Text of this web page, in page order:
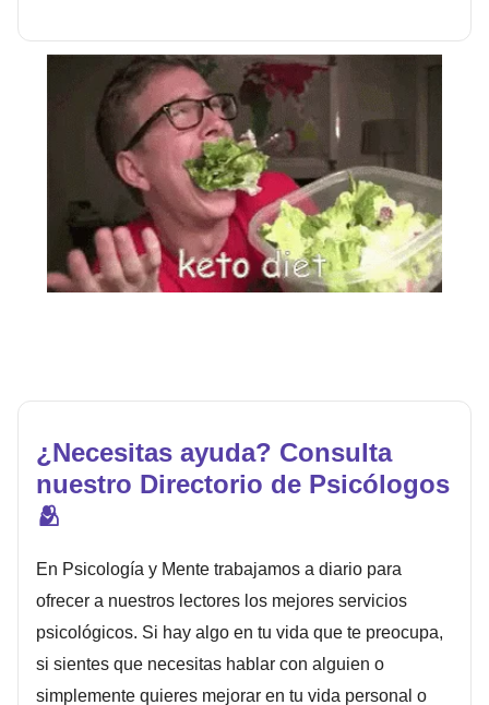
¿Necesitas ayuda? Consulta
nuestro Directorio de Psicólogos
🫂
En Psicología y Mente trabajamos a diario para
ofrecer a nuestros lectores los mejores servicios
psicológicos. Si hay algo en tu vida que te preocupa,
si sientes que necesitas hablar con alguien o
simplemente quieres mejorar en tu vida personal o